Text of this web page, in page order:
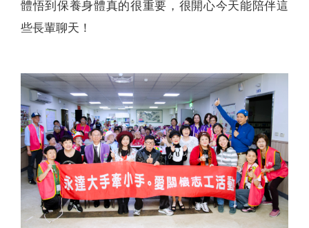
體悟到保養身體真的很重要，很開心今天能陪伴這
些長輩聊天！